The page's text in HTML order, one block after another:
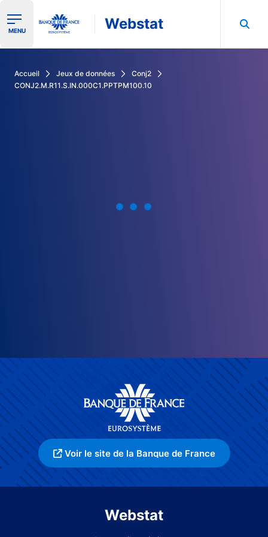
Ouvrir le menu de navigation
MENU Webstat
Accueil Jeux de données
Conj2
CONJ2.M.R11.S.IN.000C1.PPTPM100.10
Voir le site de la Banque de France
Webstat